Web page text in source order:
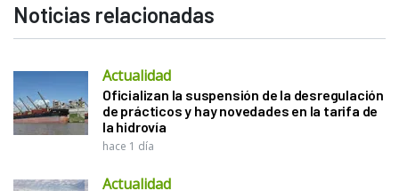
Noticias relacionadas
Actualidad
Oficializan la suspensión de la desregulación
de prácticos y hay novedades en la tarifa de
la hidrovía
hace 1 día
Actualidad